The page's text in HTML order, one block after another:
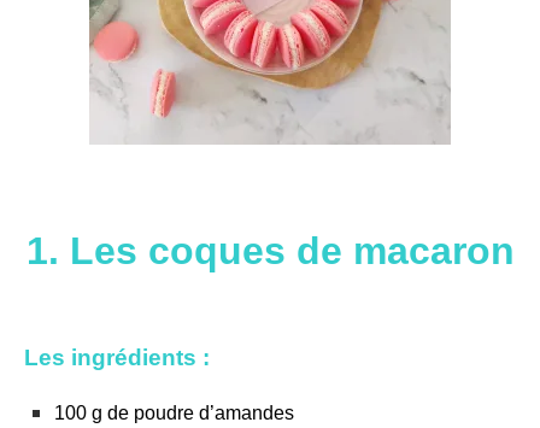
1. Les coques de macaron
Les ingrédients :
100 g de poudre d’amandes